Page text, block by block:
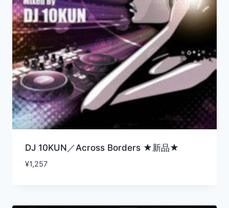
DJ 10KUN／Across Borders ★新品★
¥1,257